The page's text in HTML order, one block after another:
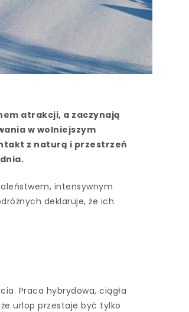
atrakcji, a zaczynają
w wolniejszym
z naturą i przestrzeń
intensywnym
deklaruje, że ich
Praca hybrydowa, ciągła
urlop przestaje być tylko